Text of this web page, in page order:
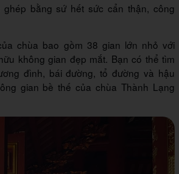
bằng sứ hết sức cẩn thận, công
chùa bao gồm 38 gian lớn nhỏ với
không gian đẹp mắt. Bạn có thể tìm
đình, bái đường, tổ đường và hậu
gian bề thế của chùa Thành Lạng